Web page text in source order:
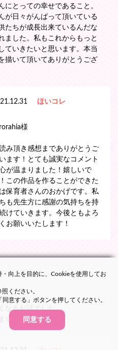
にとっての幸せであること。
が日々がんばって頂いている
たちが成長出来ているんだな
ました。私もこれからもっと
ていきたいと思います。本当
描いて頂いてありがとうござ
ほいコレ
様
み頂き感想までありがとうご
ます！とても誠実なコメント
が温まりました！嬉しいで
この作品を作ることができた
保育者さんのおかげです。私
も先生方に感謝の気持ちを持
けていきます。今後ともよろ
お願いいたします！
なるお話でした。
す。
向上を目的に、Cookieを使用してお
照ください。
意する」ボタンを押してください。
同意する